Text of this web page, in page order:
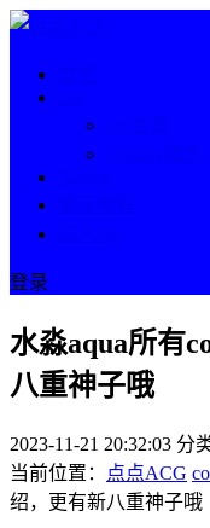
登录
水淼aqua所有
八重神子哦
2023-11-21 20:32:03 分
当前位置：
点点ACG
绍，更有新八重神子哦